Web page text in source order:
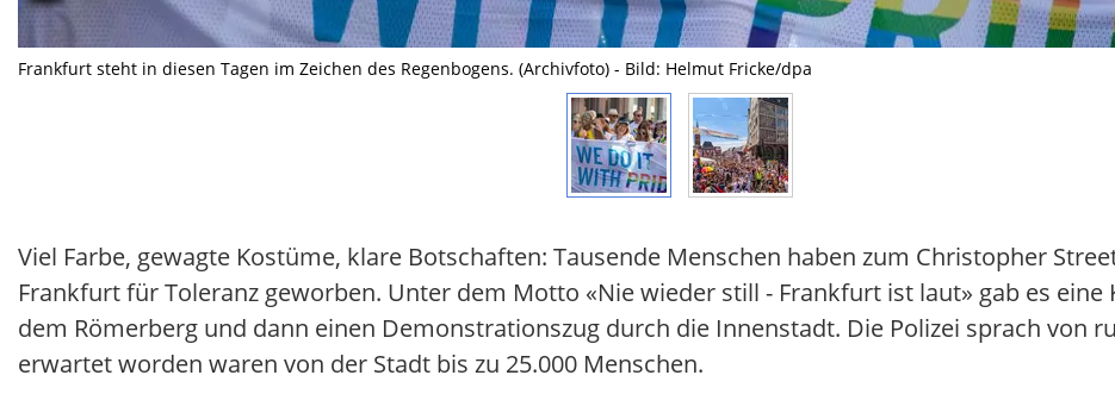
Frankfurt steht in diesen Tagen im Zeichen des Regenbogens. (Archivfoto) - Bild: Helmut Fricke/dpa
Viel Farbe, gewagte Kostüme, klare Botschaften: Tausende Menschen haben zum Christopher
Frankfurt für Toleranz geworben. Unter dem Motto «Nie wieder still - Frankfurt ist laut» gab es eine
dem Römerberg und dann einen Demonstrationszug durch die Innenstadt. Die Polizei sprach von
erwartet worden waren von der Stadt bis zu 25.000 Menschen.